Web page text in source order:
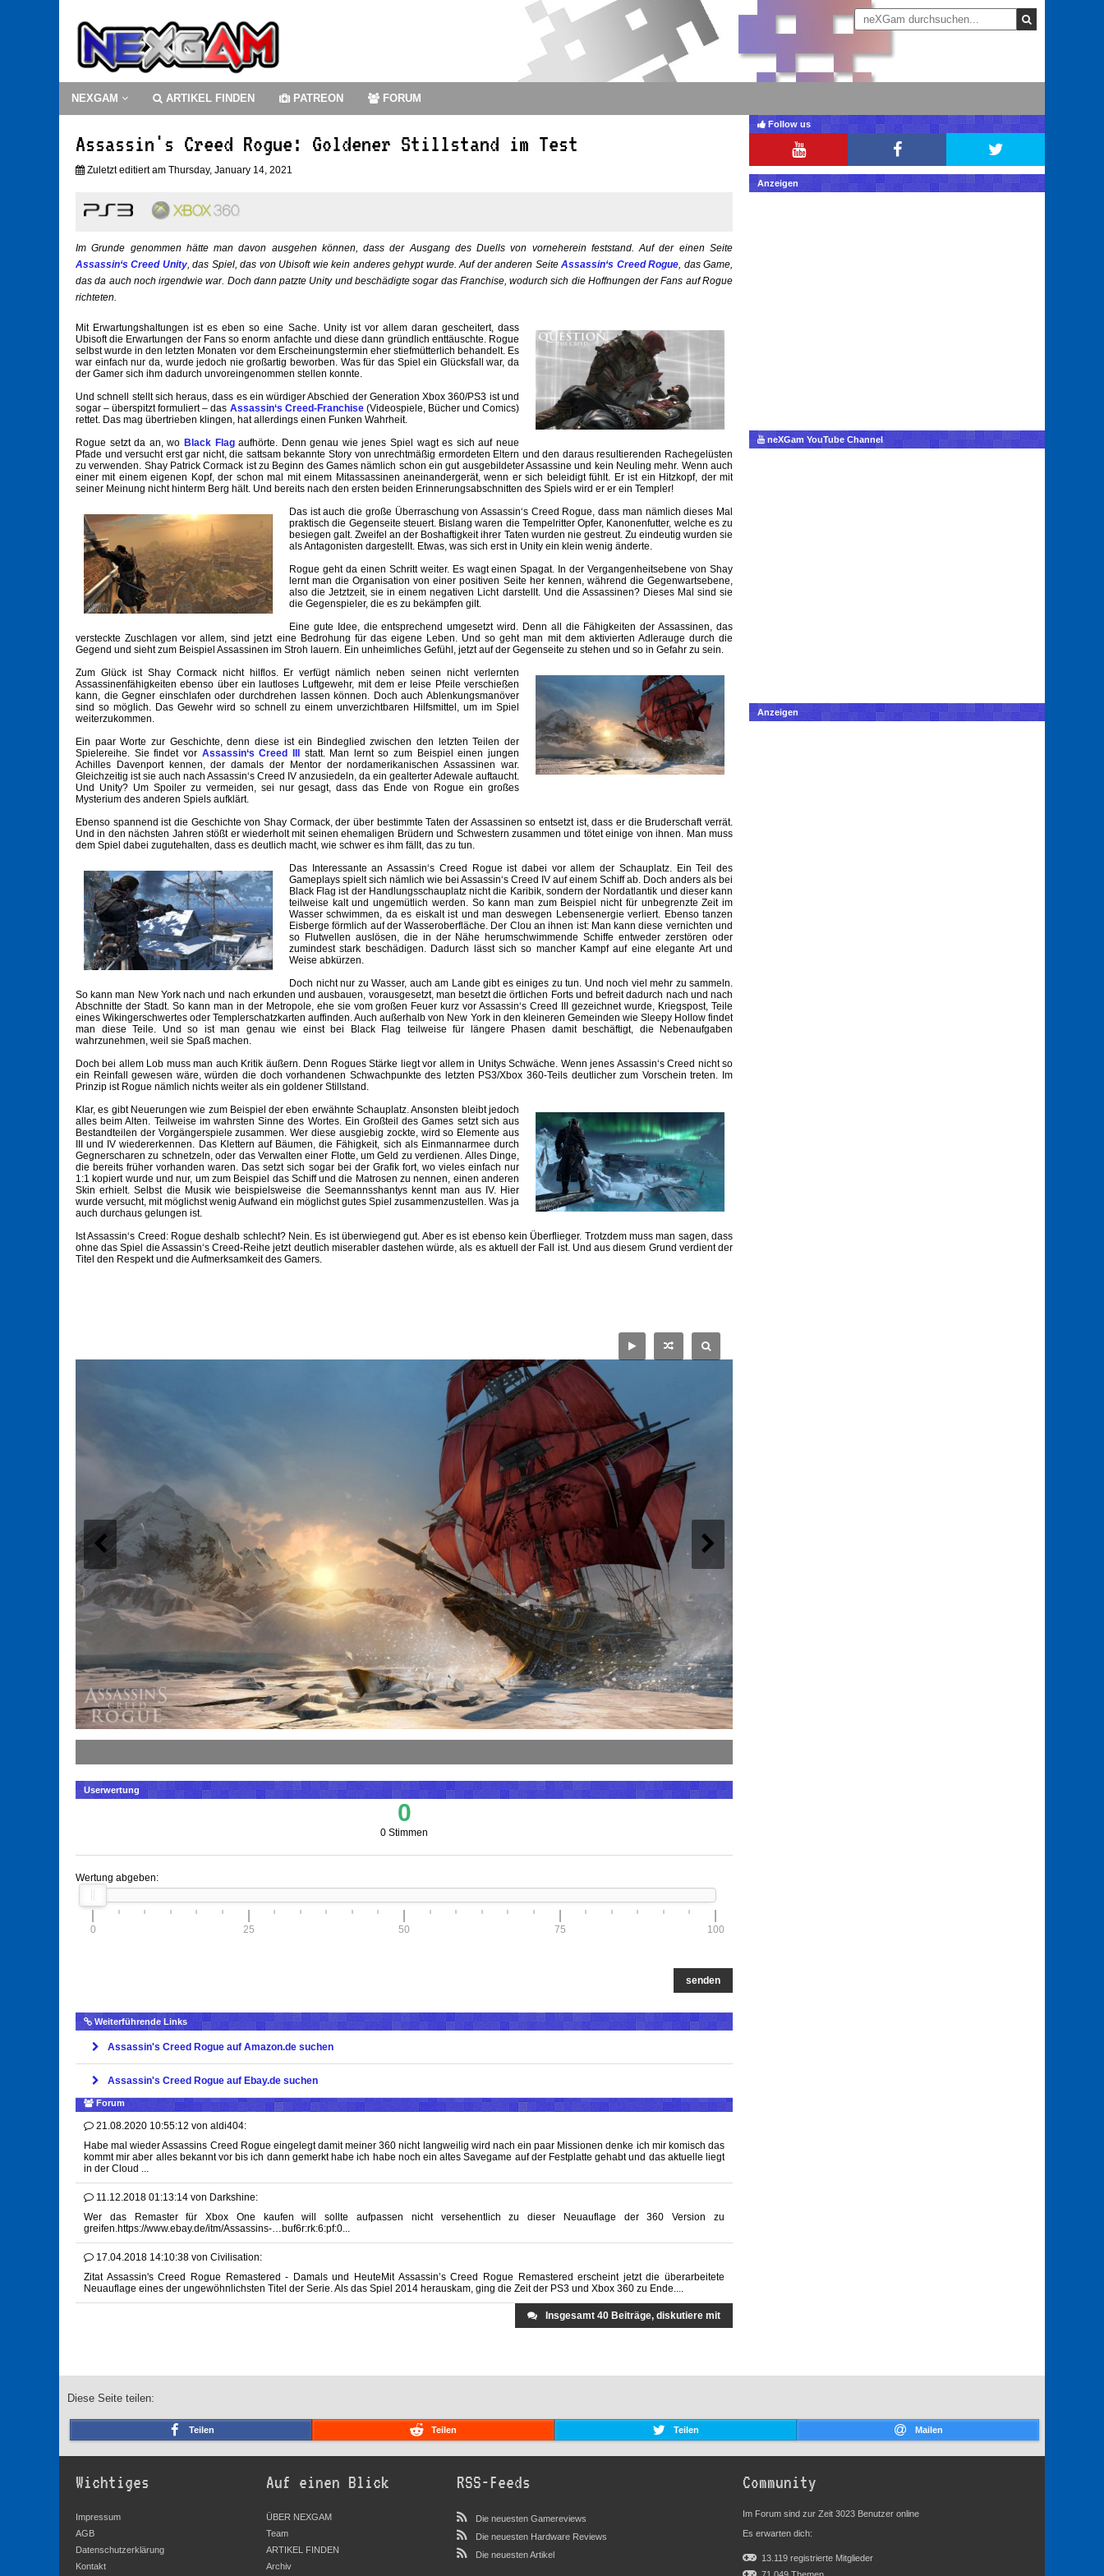
NEXGAM ARTIKEL FINDEN PATREON FORUM
Assassin's Creed Rogue: Goldener Stillstand im Test
Zuletzt editiert am Thursday, January 14, 2021
Im Grunde genommen hätte man davon ausgehen können, dass der Ausgang des Duells von vorneherein feststand. Auf der einen Seite
Assassin‘s Creed Unity, das Spiel, das von Ubisoft wie kein anderes gehypt wurde. Auf der anderen SeiteAssassin‘s Creed Rogue, das Game,
das da auch noch irgendwie war. Doch dann patzte Unity und beschädigte sogar das Franchise, wodurch sich die Hoffnungen der Fans auf Rogue
richteten.
Mit Erwartungshaltungen ist es eben so eine Sache. Unity ist vor allem daran gescheitert, dass
Ubisoft die Erwartungen der Fans so enorm anfachte und diese dann gründlich enttäuschte. Rogue
selbst wurde in den letzten Monaten vor dem Erscheinungstermin eher stiefmütterlich behandelt. Es
war einfach nur da, wurde jedoch nie großartig beworben. Was für das Spiel ein Glücksfall war, da
der Gamer sich ihm dadurch unvoreingenommen stellen konnte.
Und schnell stellt sich heraus, dass es ein würdiger Abschied der Generation Xbox 360/PS3 ist und
sogar – überspitzt formuliert – das Assassin‘s Creed-Franchise(Videospiele, Bücher und Comics)
rettet. Das mag übertrieben klingen, hat allerdings einen Funken Wahrheit.
Rogue setzt da an, wo Black Flagaufhörte. Denn genau wie jenes Spiel wagt es sich auf neue
Pfade und versucht erst gar nicht, die sattsam bekannte Story von unrechtmäßig ermordeten Eltern und den daraus resultierenden Rachegelüsten
zu verwenden. Shay Patrick Cormack ist zu Beginn des Games nämlich schon ein gut ausgebildeter Assassine und kein Neuling mehr. Wenn auch
einer mit einem eigenen Kopf, der schon mal mit einem Mitassassinen aneinandergerät, wenn er sich beleidigt fühlt. Er ist ein Hitzkopf, der mit
seiner Meinung nicht hinterm Berg hält. Und bereits nach den ersten beiden Erinnerungsabschnitten des Spiels wird er er ein Templer!
Das ist auch die große Überraschung von Assassin‘s Creed Rogue, dass man nämlich dieses Mal
praktisch die Gegenseite steuert. Bislang waren die Tempelritter Opfer, Kanonenfutter, welche es zu
besiegen galt. Zweifel an der Boshaftigkeit ihrer Taten wurden nie gestreut. Zu eindeutig wurden sie
als Antagonisten dargestellt. Etwas, was sich erst in Unity ein klein wenig änderte.
Rogue geht da einen Schritt weiter. Es wagt einen Spagat. In der Vergangenheitsebene von Shay
lernt man die Organisation von einer positiven Seite her kennen, während die Gegenwartsebene,
also die Jetztzeit, sie in einem negativen Licht darstellt. Und die Assassinen? Dieses Mal sind sie
die Gegenspieler, die es zu bekämpfen gilt.
Eine gute Idee, die entsprechend umgesetzt wird. Denn all die Fähigkeiten der Assassinen, das
versteckte Zuschlagen vor allem, sind jetzt eine Bedrohung für das eigene Leben. Und so geht man mit dem aktivierten Adlerauge durch die
Gegend und sieht zum Beispiel Assassinen im Stroh lauern. Ein unheimliches Gefühl, jetzt auf der Gegenseite zu stehen und so in Gefahr zu sein.
Zum Glück ist Shay Cormack nicht hilflos. Er verfügt nämlich neben seinen nicht verlernten
Assassinenfähigkeiten ebenso über ein lautloses Luftgewehr, mit dem er leise Pfeile verschießen
kann, die Gegner einschlafen oder durchdrehen lassen können. Doch auch Ablenkungsmanöver
sind so möglich. Das Gewehr wird so schnell zu einem unverzichtbaren Hilfsmittel, um im Spiel
weiterzukommen.
Ein paar Worte zur Geschichte, denn diese ist ein Bindeglied zwischen den letzten Teilen der
Spielereihe. Sie findet vor Assassin‘s Creed III
statt. Man lernt so zum Beispiel einen jungen
Achilles Davenport kennen, der damals der Mentor der nordamerikanischen Assassinen war.
Gleichzeitig ist sie auch nach Assassin‘s Creed IV anzusiedeln, da ein gealterter Adewale auftaucht.
Und Unity? Um Spoiler zu vermeiden, sei nur gesagt, dass das Ende von Rogue ein großes
Mysterium des anderen Spiels aufklärt.
Ebenso spannend ist die Geschichte von Shay Cormack, der über bestimmte Taten der Assassinen so entsetzt ist, dass er die Bruderschaft verrät.
Und in den nächsten Jahren stößt er wiederholt mit seinen ehemaligen Brüdern und Schwestern zusammen und tötet einige von ihnen. Man muss
dem Spiel dabei zugutehalten, dass es deutlich macht, wie schwer es ihm fällt, das zu tun.
Das Interessante an Assassin‘s Creed Rogue ist dabei vor allem der Schauplatz. Ein Teil des
Gameplays spielt sich nämlich wie bei Assassin‘s Creed IV auf einem Schiff ab. Doch anders als bei
Black Flag ist der Handlungsschauplatz nicht die Karibik, sondern der Nordatlantik und dieser kann
teilweise kalt und ungemütlich werden. So kann man zum Beispiel nicht für unbegrenzte Zeit im
Wasser schwimmen, da es eiskalt ist und man deswegen Lebensenergie verliert. Ebenso tanzen
Eisberge förmlich auf der Wasseroberfläche. Der Clou an ihnen ist: Man kann diese vernichten und
so Flutwellen auslösen, die in der Nähe herumschwimmende Schiffe entweder zerstören oder
zumindest stark beschädigen. Dadurch lässt sich so mancher Kampf auf eine elegante Art und
Weise abkürzen.
Doch nicht nur zu Wasser, auch am Lande gibt es einiges zu tun. Und noch viel mehr zu sammeln.
So kann man New York nach und nach erkunden und ausbauen, vorausgesetzt, man besetzt die örtlichen Forts und befreit dadurch nach und nach
Abschnitte der Stadt. So kann man in der Metropole, ehe sie vom großen Feuer kurz vor Assassin‘s Creed III gezeichnet wurde, Kriegspost, Teile
eines Wikingerschwertes oder Templerschatzkarten auffinden. Auch außerhalb von New York in den kleineren Gemeinden wie Sleepy Hollow findet
man diese Teile. Und so ist man genau wie einst bei Black Flag teilweise für längere Phasen damit beschäftigt, die Nebenaufgaben
wahrzunehmen, weil sie Spaß machen.
Doch bei allem Lob muss man auch Kritik äußern. Denn Rogues Stärke liegt vor allem in Unitys Schwäche. Wenn jenes Assassin‘s Creed nicht so
ein Reinfall gewesen wäre, würden die doch vorhandenen Schwachpunkte des letzten PS3/Xbox 360-Teils deutlicher zum Vorschein treten. Im
Prinzip ist Rogue nämlich nichts weiter als ein goldener Stillstand.
Klar, es gibt Neuerungen wie zum Beispiel der eben erwähnte Schauplatz. Ansonsten bleibt jedoch
alles beim Alten. Teilweise im wahrsten Sinne des Wortes. Ein Großteil des Games setzt sich aus
Bestandteilen der Vorgängerspiele zusammen. Wer diese ausgiebig zockte, wird so Elemente aus
III und IV wiedererkennen. Das Klettern auf Bäumen, die Fähigkeit, sich als Einmannarmee durch
Gegnerscharen zu schnetzeln, oder das Verwalten einer Flotte, um Geld zu verdienen. Alles Dinge,
die bereits früher vorhanden waren. Das setzt sich sogar bei der Grafik fort, wo vieles einfach nur
1:1 kopiert wurde und nur, um zum Beispiel das Schiff und die Matrosen zu nennen, einen anderen
Skin erhielt. Selbst die Musik wie beispielsweise die Seemannsshantys kennt man aus IV. Hier
wurde versucht, mit möglichst wenig Aufwand ein möglichst gutes Spiel zusammenzustellen. Was ja
auch durchaus gelungen ist.
Ist Assassin‘s Creed: Rogue deshalb schlecht? Nein. Es ist überwiegend gut. Aber es ist ebenso kein Überflieger. Trotzdem muss man sagen, dass
ohne das Spiel die Assassin‘s Creed-Reihe jetzt deutlich miserabler dastehen würde, als es aktuell der Fall ist. Und aus diesem Grund verdient der
Titel den Respekt und die Aufmerksamkeit des Gamers.
Userwertung
0
0 Stimmen
Wertung abgeben:
0 25 50 75 100
senden
Weiterführende Links
Assassin's Creed Rogue auf Amazon.de suchen
Assassin's Creed Rogue auf Ebay.de suchen
Forum
21.08.2020 10:55:12 von aldi404:
Habe mal wieder Assassins Creed Rogue eingelegt damit meiner 360 nicht langweilig wird nach ein paar Missionen denke ich mir komisch das
kommt mir aber alles bekannt vor bis ich dann gemerkt habe ich habe noch ein altes Savegame auf der Festplatte gehabt und das aktuelle liegt
in der Cloud ...
11.12.2018 01:13:14 von Darkshine:
Wer das Remaster für Xbox One kaufen will sollte aufpassen nicht versehentlich zu dieser Neuauflage der 360 Version zu
greifen.https://www.ebay.de/itm/Assassins-…buf6r:rk:6:pf:0...
17.04.2018 14:10:38 von Civilisation:
Zitat Assassin's Creed Rogue Remastered - Damals und HeuteMit Assassin’s Creed Rogue Remastered erscheint jetzt die überarbeitete
Neuauflage eines der ungewöhnlichsten Titel der Serie. Als das Spiel 2014 herauskam, ging die Zeit der PS3 und Xbox 360 zu Ende....
Insgesamt 40 Beiträge, diskutiere mit
Follow us
Anzeigen
neXGam YouTube Channel
Anzeigen
Diese Seite teilen:
Teilen Teilen Teilen Mailen
Wichtiges
Impressum
AGB
Datenschutzerklärung
Kontakt
Auf einen Blick
ÜBER NEXGAM
Team
ARTIKEL FINDEN
Archiv
RSS-Feeds
Die neuesten Gamereviews
Die neuesten Hardware Reviews
Die neuesten Artikel
Community
Im Forum sind zur Zeit 3023 Benutzer online
Es erwarten dich:
13.119 registrierte Mitglieder